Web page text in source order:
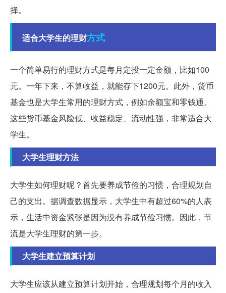
择。
适合大学生的理财方式
一个简单易行的理财方式是每月定投一定金额，比如100
元。一年下来，不算收益，就能存下1200元。此外，货币
基金也是大学生常用的理财方式，例如余额宝和零钱通。
这些货币基金风险低、收益稳定、流动性强，非常适合大
学生。
大学生理财方法
大学生如何理财呢？首先要养成节俭的习惯，合理规划自
己的支出。据调查数据显示，大学生中有超过60%的人表
示，生活中资金紧张是因为没有养成节俭习惯。因此，节
流是大学生理财的第一步。
大学生建立预算计划
大学生应该从建立预算计划开始，合理规划每个月的收入